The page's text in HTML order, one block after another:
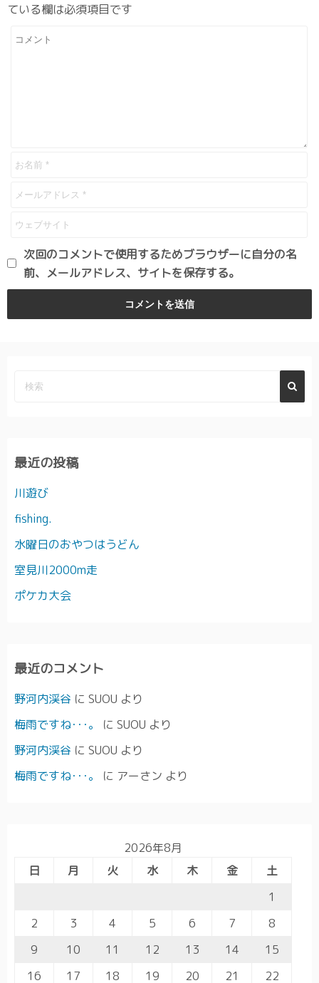
ている欄は必須項目です
次回のコメントで使用するためブラウザーに自分の名
前、メールアドレス、サイトを保存する。
最近の投稿
川遊び
fishing.
水曜日のおやつはうどん
室見川2000m走
ポケカ大会
最近のコメント
野河内渓谷 に SUOU より
梅雨ですね･･･。
に SUOU より
野河内渓谷 に SUOU より
梅雨ですね･･･。
に アーさン より
2026年8月
日
月 火 水 木 金
土
1
2
3 4 5 6 7
8
9
10 11 12 13 14
15
16
17 18 19 20 21 22